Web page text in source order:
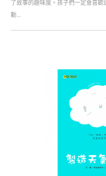
了故事的趣味度。孩子們一定會喜
動...